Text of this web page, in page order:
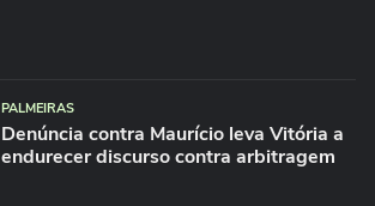
PALMEIRAS
Denúncia contra Maurício leva Vitória a
endurecer discurso contra arbitragem